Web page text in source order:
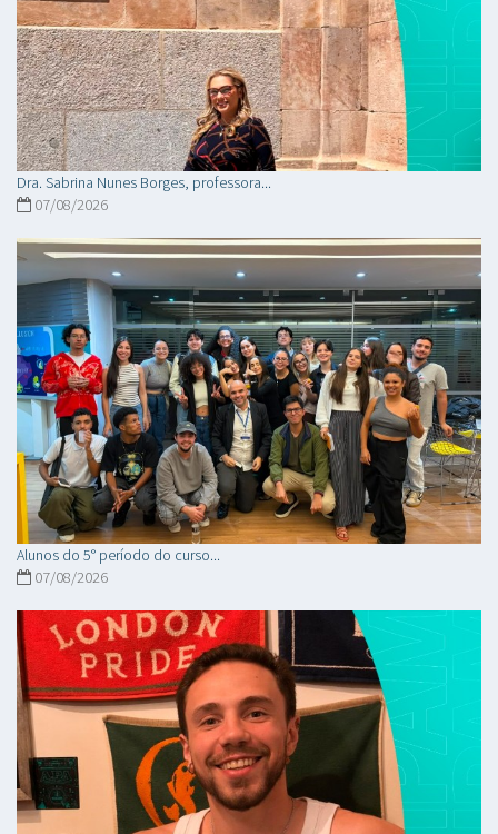
Dra. Sabrina Nunes Borges, professora...
07/08/2026
Alunos do 5° período do curso...
07/08/2026